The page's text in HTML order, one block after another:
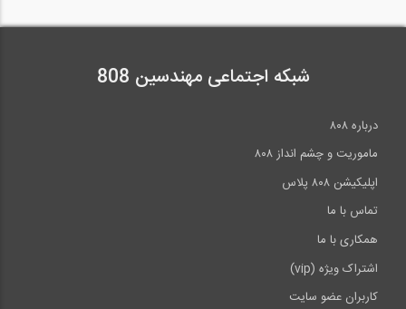
شبکه اجتماعی مهندسین 808
درباره ۸۰۸
ماموریت و چشم انداز ۸۰۸
اپلیکیشن ۸۰۸ پلاس
تماس با ما
همکاری با ما
اشتراک ویژه (vip)
کاربران عضو سایت